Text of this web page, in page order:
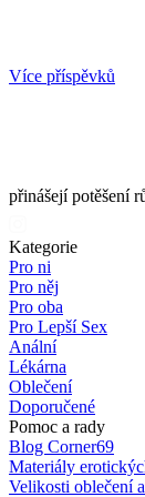
Item
Více příspěvků
přinášejí potěšení
Kategorie
Pro ni
Pro něj
Pro oba
Pro Lepší Sex
Anální
Lékárna
Oblečení
Doporučené
Pomoc a rady
Blog Corner69
Materiály
Velikosti oblečení